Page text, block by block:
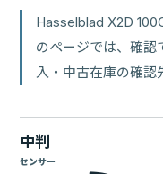
Hasselblad X2D
のページでは、確認
入・中古在庫の確認
中判
センサー